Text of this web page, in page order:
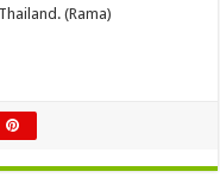
(Rama)